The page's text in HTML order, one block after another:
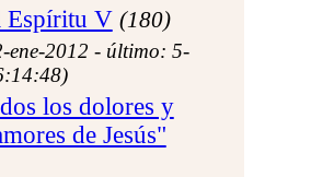
de ETF
preguntas
Espíritu V (180)
ene-2012 - último: 5-
los dolores y
de Jesús"